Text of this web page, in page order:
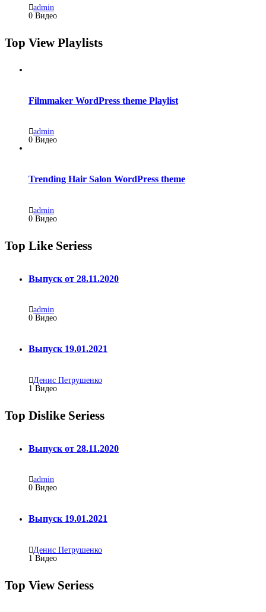
admin
0 Видео
Top View Playlists
Filmmaker WordPress theme Playlist
admin
0 Видео
Trending Hair Salon WordPress theme
admin
0 Видео
Top Like Seriess
Выпуск от 28.11.2020
admin
0 Видео
Выпуск 19.01.2021
Денис Петрушенко
1 Видео
Top Dislike Seriess
Выпуск от 28.11.2020
admin
0 Видео
Выпуск 19.01.2021
Денис Петрушенко
1 Видео
Top View Seriess